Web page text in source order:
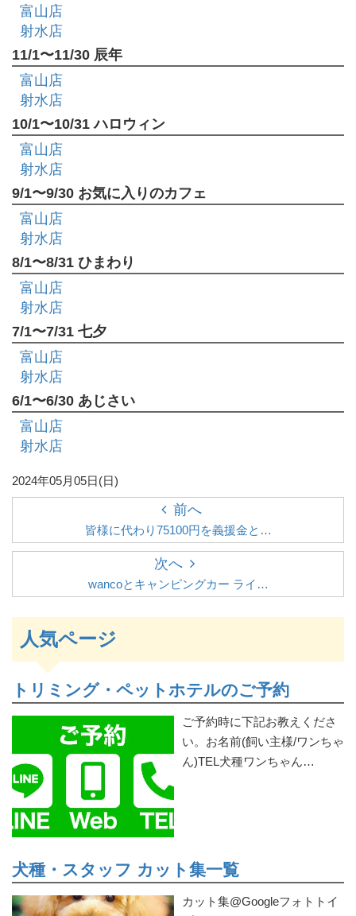
富山店
射水店
11/1〜11/30 辰年
富山店
射水店
10/1〜10/31 ハロウィン
富山店
射水店
9/1〜9/30 お気に入りのカフェ
富山店
射水店
8/1〜8/31 ひまわり
富山店
射水店
7/1〜7/31 七夕
富山店
射水店
6/1〜6/30 あじさい
富山店
射水店
2024年05月05日(日)
前へ
皆様に代わり75100円を義援金と…
次へ
wancoとキャンピングカー ライ…
人気ページ
トリミング・ペットホテルのご予約
ご予約時に下記お教えくださ
い。お名前(飼い主様/ワンちゃ
ん)TEL犬種ワンちゃん…
犬種・スタッフ カット集一覧
カット集@Googleフォトトイ